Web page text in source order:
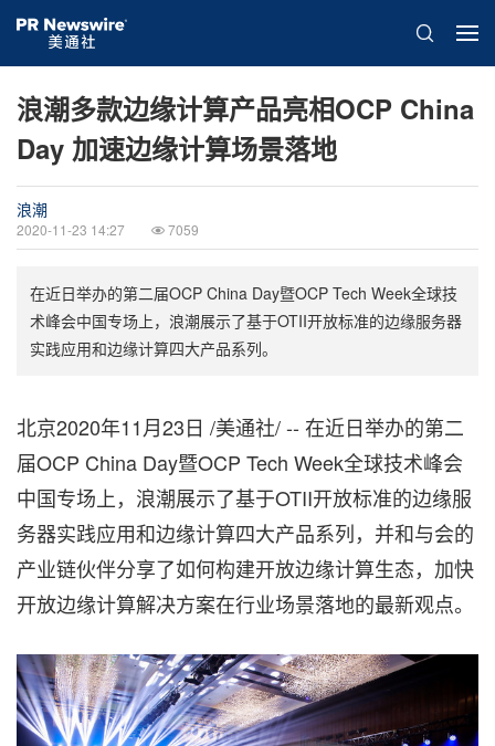
浪潮多款边缘计算产品亮相OCP China
Day 加速边缘计算场景落地
浪潮
2020-11-23 14:27 7059
在近日举办的第二届OCP China Day暨OCP Tech Week全球技
术峰会中国专场上，浪潮展示了基于OTII开放标准的边缘服务器
实践应用和边缘计算四大产品系列。
北京2020年11月23日 /美通社/ -- 在近日举办的第二
届OCP China Day暨OCP Tech Week全球技术峰会
中国专场上，浪潮展示了基于OTII开放标准的边缘服
务器实践应用和边缘计算四大产品系列，并和与会的
产业链伙伴分享了如何构建开放边缘计算生态，加快
开放边缘计算解决方案在行业场景落地的最新观点。